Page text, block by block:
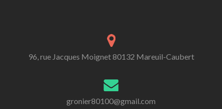
96, rue Jacques Moignet 80132 Mareuil-Caubert
gronier80100@gmail.com